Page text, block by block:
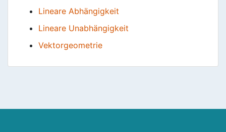
Lineare Abhängigkeit
Lineare Unabhängigkeit
Vektorgeometrie